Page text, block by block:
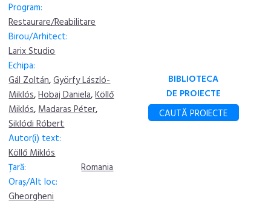
Program:
Restaurare/Reabilitare
Birou/Arhitect:
Larix Studio
Echipa:
Gál Zoltán,Györfy László-
Miklós,Hobaj Daniela,Köllő
Miklós,Madaras Péter,
Siklódi Róbert
Autor(i) text:
Köllő Miklós
Țară:
Romania
Oraș/Alt loc:
Gheorgheni
BIBLIOTECA
DE PROIECTE
CAUTĂ PROIECTE